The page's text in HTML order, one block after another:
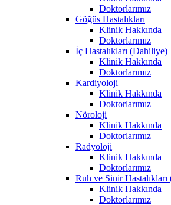
Doktorlarımız
Göğüs Hastalıkları
Klinik Hakkında
Doktorlarımız
İç Hastalıkları (Dahiliye)
Klinik Hakkında
Doktorlarımız
Kardiyoloji
Klinik Hakkında
Doktorlarımız
Nöroloji
Klinik Hakkında
Doktorlarımız
Radyoloji
Klinik Hakkında
Doktorlarımız
Ruh ve Sinir
Klinik Hakkında
Doktorlarımız